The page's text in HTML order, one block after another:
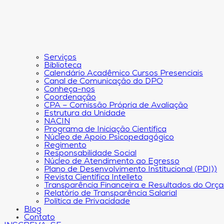
Serviços
Biblioteca
Calendário Acadêmico Cursos Presenciais
Canal de Comunicação do DPO
Conheça-nos
Coordenação
CPA – Comissão Própria de Avaliação
Estrutura da Unidade
NACIN
Programa de Iniciação Científica
Núcleo de Apoio Psicopedagógico
Regimento
Responsabilidade Social
Núcleo de Atendimento ao Egresso
Plano de Desenvolvimento Institucional (PDI))
Revista Científica Intelleto
Transparência Financeira e Resultados do
Relatório de Transparência Salarial
Política de Privacidade
Blog
Contato